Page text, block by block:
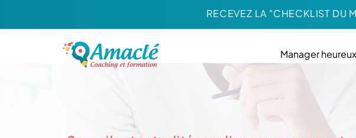
RECEVEZ LA "CHECKLIST DU
Manager heureux